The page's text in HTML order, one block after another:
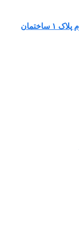
تهران خیابان ستارخان خیابان کوثر دوم پلاک ۱ ساختمان